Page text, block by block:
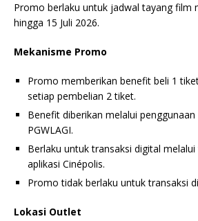
Promo berlaku untuk jadwal tayang film
hingga 15 Juli 2026.
Mekanisme Promo
Promo memberikan benefit beli 1
setiap pembelian 2 tiket.
Benefit diberikan melalui
PGWLAGI.
Berlaku untuk transaksi digital
aplikasi Cinépolis.
Promo tidak berlaku untuk transaksi
Lokasi Outlet